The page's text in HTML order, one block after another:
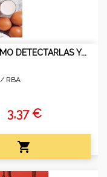
DETECTARLAS Y...
/ RBA
3,37 €
